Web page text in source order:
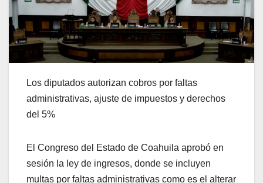
Los diputados autorizan cobros por faltas
administrativas, ajuste de impuestos y derechos
del 5%
El Congreso del Estado de Coahuila aprobó en
sesión la ley de ingresos, donde se incluyen
multas por faltas administrativas como es el alterar